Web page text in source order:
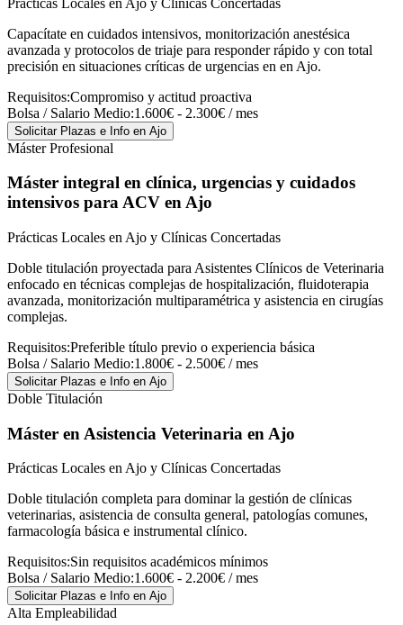
Capacítate en cuidados intensivos, monitorización anestésica
avanzada y protocolos de triaje para responder rápido y con total
precisión en situaciones críticas de urgencias en en Ajo.
Requisitos:Compromiso y actitud proactiva
Bolsa / Salario Medio:1.600€ - 2.300€ / mes
Solicitar Plazas e Info en Ajo
Máster Profesional
Máster integral en clínica, urgencias y cuidados
intensivos para ACV en Ajo
Prácticas Locales en Ajo y Clínicas Concertadas
Doble titulación proyectada para Asistentes Clínicos de Veterinaria
enfocado en técnicas complejas de hospitalización, fluidoterapia
avanzada, monitorización multiparamétrica y asistencia en cirugías
complejas.
Requisitos:Preferible título previo o experiencia básica
Bolsa / Salario Medio:1.800€ - 2.500€ / mes
Solicitar Plazas e Info en Ajo
Doble Titulación
Máster en Asistencia Veterinaria en Ajo
Prácticas Locales en Ajo y Clínicas Concertadas
Doble titulación completa para dominar la gestión de clínicas
veterinarias, asistencia de consulta general, patologías comunes,
farmacología básica e instrumental clínico.
Requisitos:Sin requisitos académicos mínimos
Bolsa / Salario Medio:1.600€ - 2.200€ / mes
Solicitar Plazas e Info en Ajo
Alta Empleabilidad